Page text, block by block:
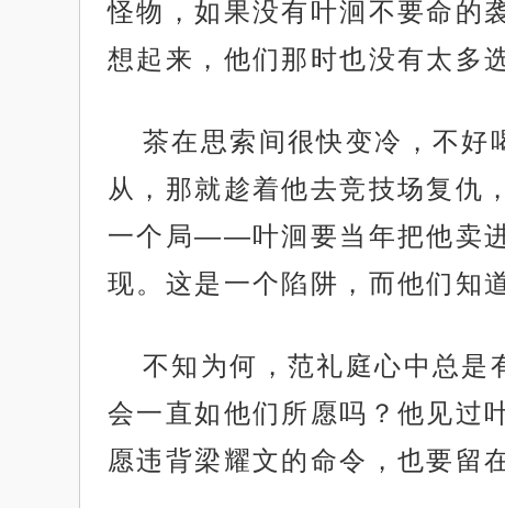
怪物，如果没有叶洄不要命的
想起来，他们那时也没有太多
茶在思索间很快变冷，不好
从，那就趁着他去竞技场复仇
一个局——叶洄要当年把他卖
现。这是一个陷阱，而他们知
不知为何，范礼庭心中总是
会一直如他们所愿吗？他见
愿违背梁耀文的命令，也要留